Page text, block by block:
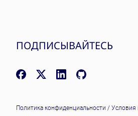
ПОДПИСЫВАЙТЕСЬ
Facebook: facebook.com/NomadicSoftLLC
X (Twitter): x.com/nomadicsoftio
LinkedIn: linkedin.com/
GitHub: github.com/
Политика конфиденциальности / Условия